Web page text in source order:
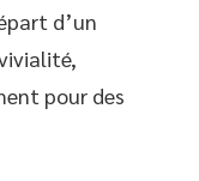
d’un
pour des